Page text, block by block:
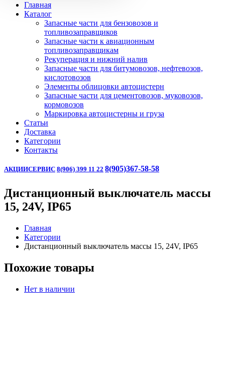
Главная
Каталог
Запасные части для бензовозов и
топливозаправщиков
Запасные части к авиационным
топливозаправщикам
Рекуперация и нижний налив
Запасные части для битумовозов, нефтевозов,
кислотовозов
Элементы облицовки автоцистерн
Запасные части для цементовозов, муковозов,
кормовозов
Маркировка автоцистерны и груза
Статьи
Доставка
Категории
Контакты
АКЦИИСЕРВИС 8(906) 399 11 22 8(905)367-58-58
Дистанционный выключатель массы
15, 24V, IP65
Главная
Категории
Дистанционный выключатель массы 15, 24V, IP65
Похожие товары
Нет в наличии